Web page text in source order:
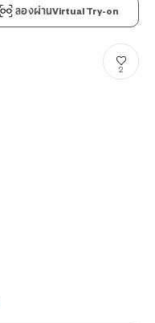
ลองผ่านVirtual Try-on
2